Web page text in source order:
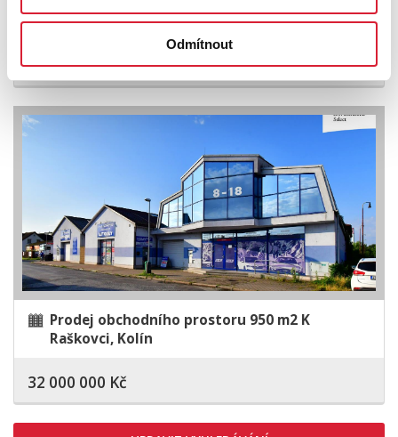
Odmítnout
71 691 000 Kč
Prodej obchodního prostoru 950 m2 K
Raškovci, Kolín
32 000 000 Kč